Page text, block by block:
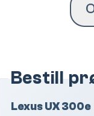
Bestill
Lexus UX 300e